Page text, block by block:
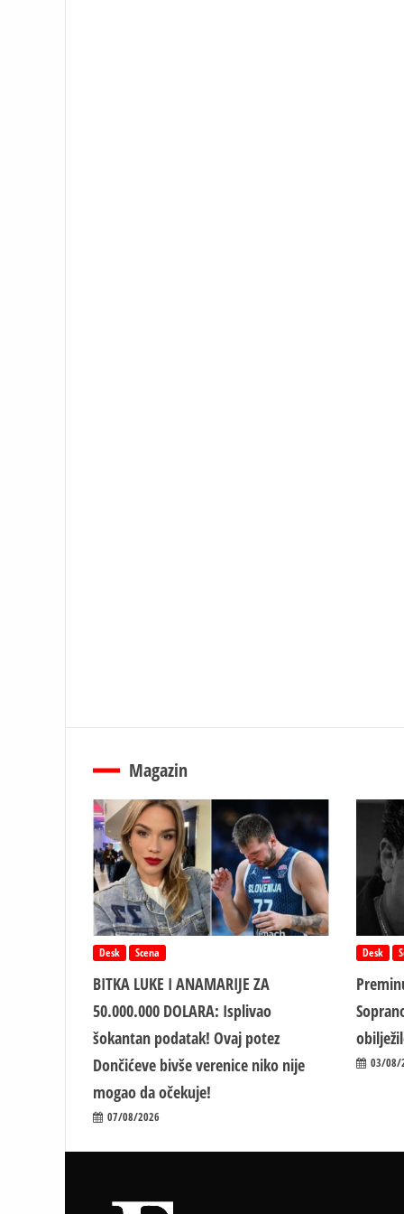
Magazin
Desk Scena
BITKA LUKE I ANAMARIJE ZA
50.000.000 DOLARA: Isplivao
šokantan podatak! Ovaj potez
Dončićeve bivše verenice niko nije
mogao da očekuje!
07/08/2026
Desk
03/08/